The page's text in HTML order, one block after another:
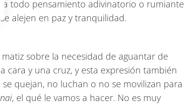
todo pensamiento adivinatorio o rumiante
alejen en paz y tranquilidad.
sobre la necesidad de aguantar de
cara y una cruz, y esta expresión también
quejan, no luchan o no se movilizan para
, el qué le vamos a hacer. No es muy